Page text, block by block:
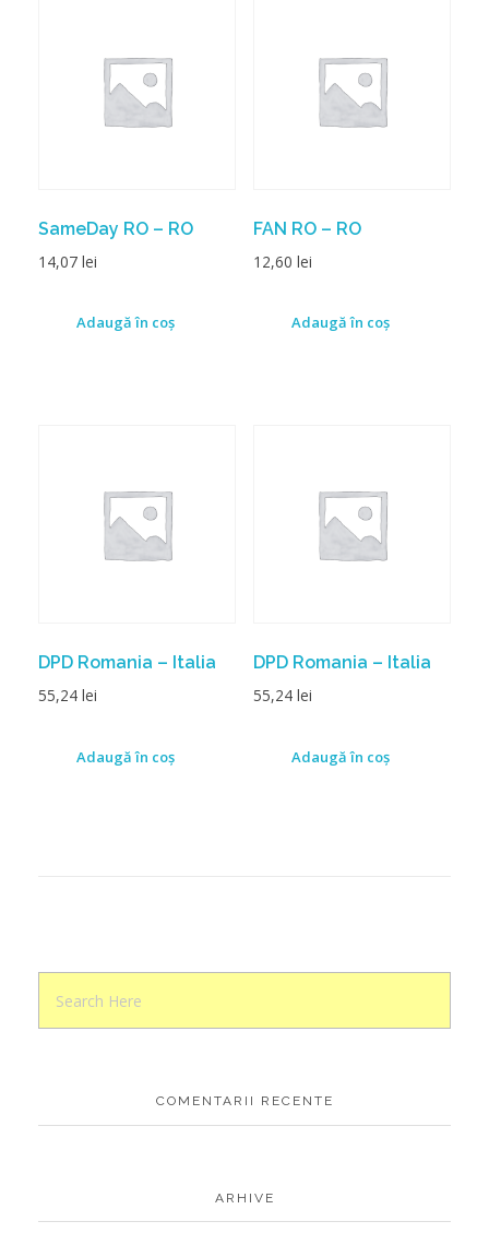
SameDay RO – RO
14,07 lei
Adaugă în coș
FAN RO – RO
12,60 lei
Adaugă în coș
DPD Romania – Italia
55,24 lei
Adaugă în coș
DPD Romania – Italia
55,24 lei
Adaugă în coș
COMENTARII RECENTE
ARHIVE